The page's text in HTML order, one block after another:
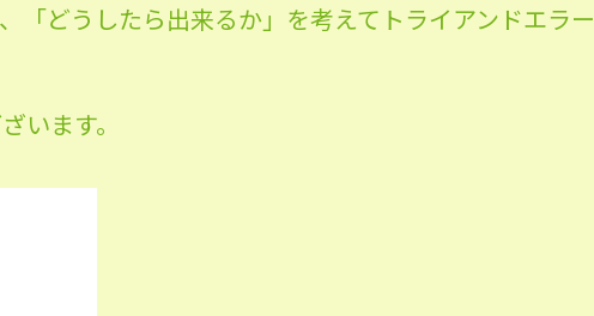
「どうしたら出来るか」を考えてトライアンドエラー
います。